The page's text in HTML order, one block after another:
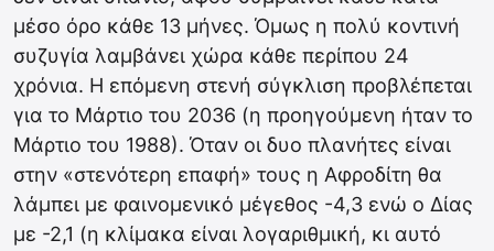
μέσο όρο κάθε 13 μήνες. Όμως η πολύ κοντινή
συζυγία λαμβάνει χώρα κάθε περίπου 24
χρόνια. Η επόμενη στενή σύγκλιση προβλέπεται
για το Μάρτιο του 2036 (η προηγούμενη ήταν το
Μάρτιο του 1988). Όταν οι δυο πλανήτες είναι
στην «στενότερη επαφή» τους η Αφροδίτη θα
λάμπει με φαινομενικό μέγεθος -4,3 ενώ ο Δίας
με -2,1 (η κλίμακα είναι λογαριθμική, κι αυτό